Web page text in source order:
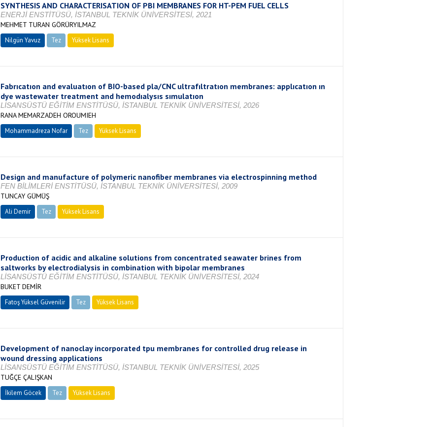
SYNTHESIS AND CHARACTERISATION OF PBI MEMBRANES FOR HT-PEM FUEL CELLS
ENERJİ ENSTİTÜSÜ, İSTANBUL TEKNİK ÜNİVERSİTESİ, 2021
MEHMET TURAN GÖRÜRYILMAZ
Nilgün Yavuz Tez Yüksek Lisans
Fabrıcatıon and evaluatıon of BIO-based pla/CNC ultrafıltratıon membranes: applıcatıon ın
dye wastewater treatment and hemodıalysıs sımulatıon
LİSANSÜSTÜ EĞİTİM ENSTİTÜSÜ, İSTANBUL TEKNİK ÜNİVERSİTESİ, 2026
RANA MEMARZADEH OROUMIEH
Mohammadreza Nofar Tez Yüksek Lisans
Design and manufacture of polymeric nanofiber membranes via electrospinning method
FEN BİLİMLERİ ENSTİTÜSÜ, İSTANBUL TEKNİK ÜNİVERSİTESİ, 2009
TUNCAY GÜMÜŞ
Ali Demir Tez Yüksek Lisans
Production of acidic and alkaline solutions from concentrated seawater brines from
saltworks by electrodialysis in combination with bipolar membranes
LİSANSÜSTÜ EĞİTİM ENSTİTÜSÜ, İSTANBUL TEKNİK ÜNİVERSİTESİ, 2024
BUKET DEMİR
Fatoş Yüksel Güvenilir Tez Yüksek Lisans
Development of nanoclay incorporated tpu membranes for controlled drug release in
wound dressing applications
LİSANSÜSTÜ EĞİTİM ENSTİTÜSÜ, İSTANBUL TEKNİK ÜNİVERSİTESİ, 2025
TUĞÇE ÇALIŞKAN
İkilem Göcek Tez Yüksek Lisans